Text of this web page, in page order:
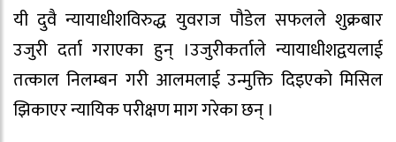
यी दुवै न्यायाधीशविरुद्ध युवराज पौडेल सफलले शुक्रबार
उजुरी दर्ता गराएका हुन् ।उजुरीकर्ताले न्यायाधीशद्वयलाई
तत्काल निलम्बन गरी आलमलाई उन्मुक्ति दिइएको मिसिल
झिकाएर न्यायिक परीक्षण माग गरेका छन् ।